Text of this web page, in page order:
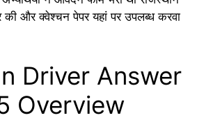
की और क्वेश्चन पेपर यहां पर उपलब्ध करवा
Driver Answer
Overview